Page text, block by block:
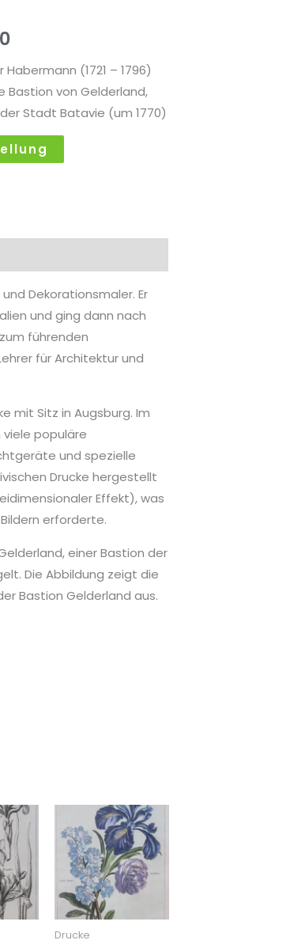
Habermann (1721 – 1796)
Bastion von Gelderland,
Stadt Batavie (um 1770)
Dekorationsmaler. Er
und ging dann nach
führenden
für Architektur und
mit Sitz in Augsburg. Im
populäre
und spezielle
Drucke hergestellt
Effekt), was
erforderte.
einer Bastion der
Die Abbildung zeigt die
Bastion Gelderland aus.
Drucke